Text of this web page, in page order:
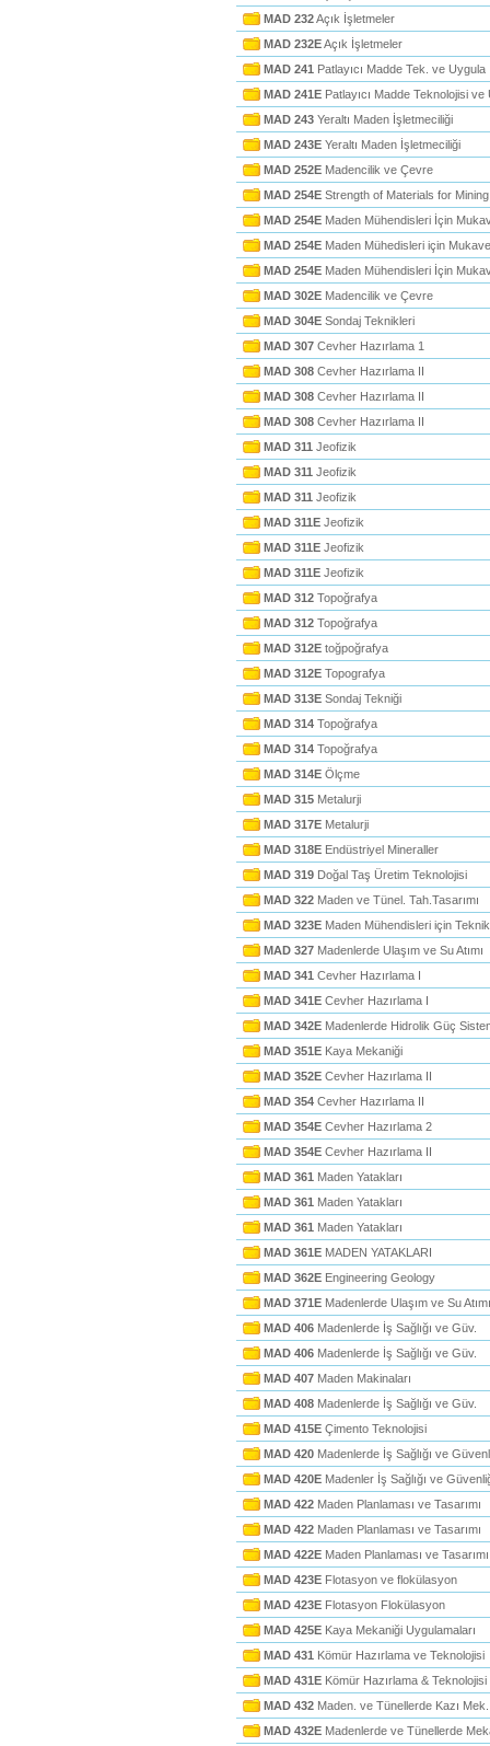
MAD 232Açık İşletmeler
MAD 232EAçık İşletmeler
MAD 241 Patlayıcı Madde Tek. ve Uygula
MAD 241E Patlayıcı Madde Teknolojisi ve
MAD 243 Yeraltı Maden İşletmeciliği
MAD 243E Yeraltı Maden İşletmeciliği
MAD 252E Madencilik ve Çevre
MAD 254E Strength of Materials for
MAD 254E Maden Mühendisleri İçin
MAD 254E Maden Mühedisleri için
MAD 254E Maden Mühendisleri İçin
MAD 302E Madencilik ve Çevre
MAD 304E Sondaj Teknikleri
MAD 307 Cevher Hazırlama 1
MAD 308 Cevher Hazırlama II
MAD 308 Cevher Hazırlama II
MAD 308 Cevher Hazırlama II
MAD 311 Jeofizik
MAD 311 Jeofizik
MAD 311 Jeofizik
MAD 311E Jeofizik
MAD 311E Jeofizik
MAD 311E Jeofizik
MAD 312 Topoğrafya
MAD 312 Topoğrafya
MAD 312E toğpoğrafya
MAD 312E Topografya
MAD 313E Sondaj Tekniği
MAD 314 Topoğrafya
MAD 314 Topoğrafya
MAD 314E Ölçme
MAD 315 Metalurji
MAD 317E Metalurji
MAD 318E Endüstriyel Mineraller
MAD 319 Doğal Taş Üretim Teknolojisi
MAD 322 Maden ve Tünel. Tah.Tasarımı
MAD 323E Maden Mühendisleri için
MAD 327 Madenlerde Ulaşım ve Su Atımı
MAD 341 Cevher Hazırlama I
MAD 341E Cevher Hazırlama I
MAD 342E Madenlerde Hidrolik Güç
MAD 351E Kaya Mekaniği
MAD 352E Cevher Hazırlama II
MAD 354 Cevher Hazırlama II
MAD 354E Cevher Hazırlama 2
MAD 354E Cevher Hazırlama II
MAD 361 Maden Yatakları
MAD 361 Maden Yatakları
MAD 361 Maden Yatakları
MAD 361E MADEN YATAKLARI
MAD 362E Engineering Geology
MAD 371E Madenlerde Ulaşım ve Su Atımı
MAD 406 Madenlerde İş Sağlığı ve Güv.
MAD 406 Madenlerde İş Sağlığı ve Güv.
MAD 407 Maden Makinaları
MAD 408 Madenlerde İş Sağlığı ve Güv.
MAD 415E Çimento Teknolojisi
MAD 420 Madenlerde İş Sağlığı ve
MAD 420E Madenler İş Sağlığı ve
MAD 422 Maden Planlaması ve Tasarımı
MAD 422 Maden Planlaması ve Tasarımı
MAD 422E Maden Planlaması ve Tasarımı
MAD 423E Flotasyon ve flokülasyon
MAD 423E Flotasyon Flokülasyon
MAD 425E Kaya Mekaniği Uygulamaları
MAD 431 Kömür Hazırlama ve Teknolojisi
MAD 431E Kömür Hazırlama & Teknolojisi
MAD 432 Maden. ve Tünellerde Kazı Mek.
MAD 432E Madenlerde ve Tünellerde